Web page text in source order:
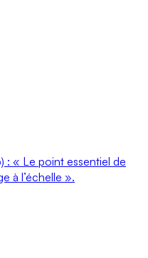
: « Le point essentiel de
à l’échelle ».